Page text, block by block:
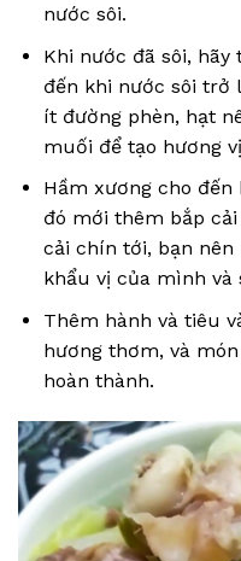
nước sôi.
Khi nước đã sôi,
đến khi nước sôi trở
ít đường phèn, hạt
muối để tạo hương
Hầm xương cho
đó mới thêm bắp
cải chín tới, bạn
khẩu vị của mình và
Thêm hành và tiêu
hương thơm, và
hoàn thành.